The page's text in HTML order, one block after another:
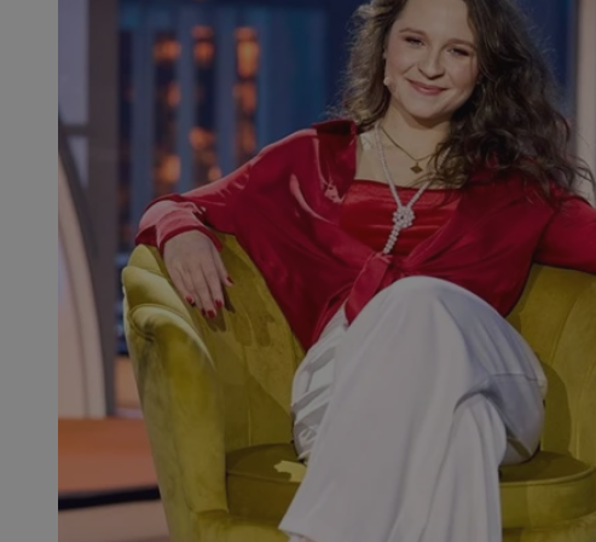
QeSessID
MvSessID
msToken
__cf_bm
__cf_bm
VISITOR_PRIVACY_METADATA